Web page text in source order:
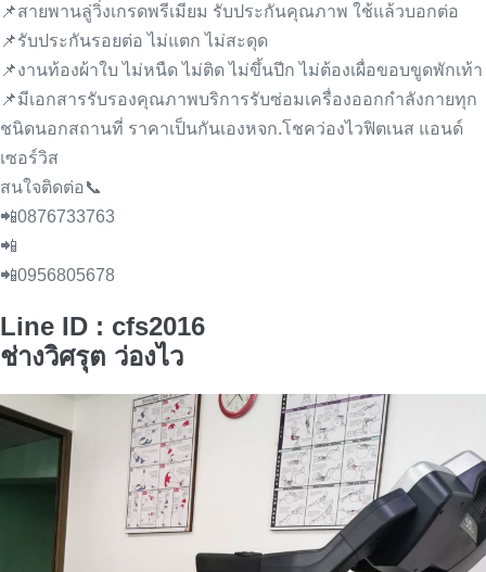
📌สายพานลู่วิ่งเกรดพรีเมียม รับประกันคุณภาพ ใช้แล้วบอกต่อ
📌รับประกันรอยต่อ ไม่แตก ไม่สะดุด
📌งานท้องผ้าใบ ไม่หนืด ไม่ติด ไม่ขึ้นปีก ไม่ต้องเผื่อขอบขูดพักเท้า
📌มีเอกสารรับรองคุณภาพบริการรับซ่อมเครื่องออกกำลังกายทุก
ชนิดนอกสถานที่ ราคาเป็นกันเองหจก.โชคว่องไวฟิตเนส แอนด์
เซอร์วิส
สนใจติดต่อ📞
📲0876733763
📲
📲0956805678
Line ID : cfs2016
ช่างวิศรุต ว่องไว